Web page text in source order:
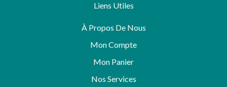
Liens Utiles
À Propos De Nous
Mon Compte
Mon Panier
Nos Services